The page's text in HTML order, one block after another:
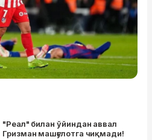
"Реал" билан ўйиндан аввал
Гризман машғулотга чиқмади!